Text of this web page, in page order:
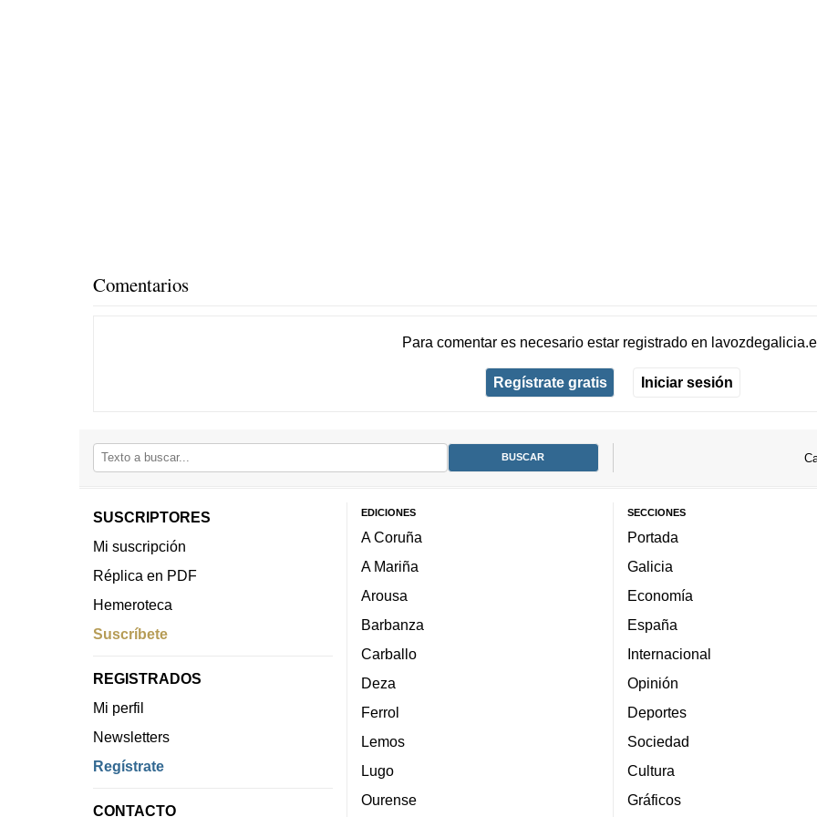
Comentarios
Para comentar es necesario estar registradoen
Regístrate gratis Iniciar sesión
SUSCRIPTORES
Mi suscripción
Réplica en PDF
Hemeroteca
Suscríbete
REGISTRADOS
Mi perfil
Newsletters
Regístrate
CONTACTO
EDICIONES
A Coruña
A Mariña
Arousa
Barbanza
Carballo
Deza
Ferrol
Lemos
Lugo
Ourense
SECCIONES
Portada
Galicia
Economía
España
Internacional
Opinión
Deportes
Sociedad
Cultura
Gráficos